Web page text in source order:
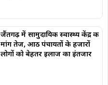
जैंतगढ़ में सामुदायिक स्वास्थ्य केंद्र की
मांग तेज, आठ पंचायतों के हजारों
लोगों को बेहतर इलाज का इंतजार